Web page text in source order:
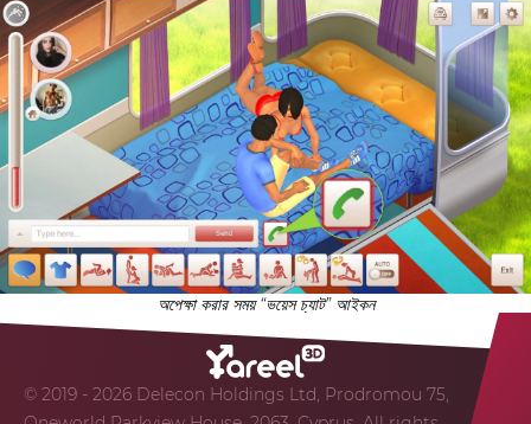
অপেক্ষা করার সময় “ভয়েস চ্যাট” আইকন
© 2019 - 2026 Delecon Holdings Ltd, Prodromou 75,